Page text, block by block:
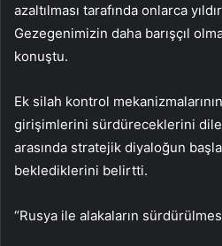
azaltılması tarafında onlarca
Gezegenimizin daha barışçıl
konuştu.
Ek silah kontrol
girişimlerini sürdüreceklerini
arasında stratejik diyaloğun
beklediklerini belirtti.
“Rusya ile alakaların